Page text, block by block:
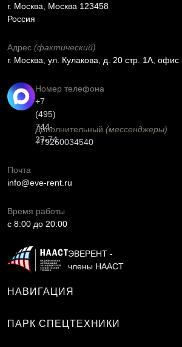
г. Москва, Москва 123458
Россия
Адрес (фактический)
г. Москва, ул. Кулакова, д. 20 стр. 1А, офис
Номер телефона
+7
(495)
744-
37-74
Дополнительный (мессенджеры)
+79260034540
Почта
info@eve-rent.ru
Время работы
c 8:00 до 20:00
ЭВЕРЕНТ -
члены НААСТ
НАВИГАЦИЯ
ПАРК СПЕЦТЕХНИКИ